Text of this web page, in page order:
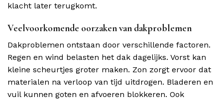
klacht later terugkomt.
Veelvoorkomende oorzaken van dakproblemen
Dakproblemen ontstaan door verschillende factoren.
Regen en wind belasten het dak dagelijks. Vorst kan
kleine scheurtjes groter maken. Zon zorgt ervoor dat
materialen na verloop van tijd uitdrogen. Bladeren en
vuil kunnen goten en afvoeren blokkeren. Ook